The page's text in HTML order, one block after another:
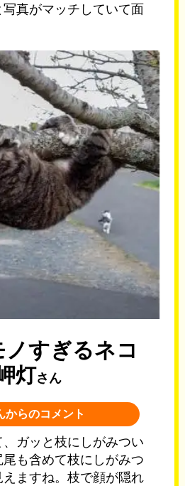
真がマッチしていて面
すぎるネコ
灯さん
からのコメント
ガッと枝にしがみつい
も含めて枝にしがみつ
ますね。枝で顔が隠れ